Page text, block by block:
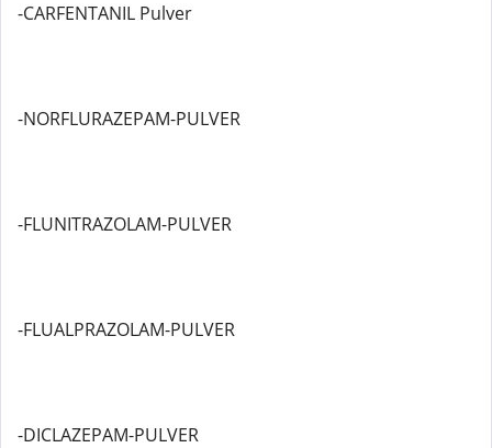
-CARFENTANIL Pulver
-NORFLURAZEPAM-PULVER
-FLUNITRAZOLAM-PULVER
-FLUALPRAZOLAM-PULVER
-DICLAZEPAM-PULVER